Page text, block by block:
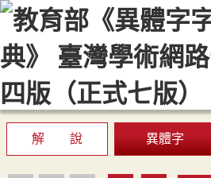
::: 最新消息 常見問題 編輯說明
顯示模式
網站導覽
解 說 異體字